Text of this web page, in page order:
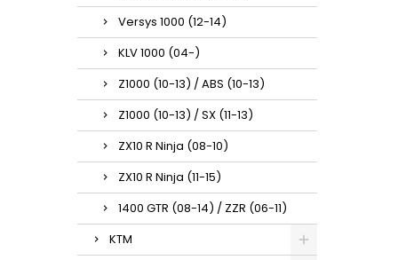
Versys 1000 (12-14)
KLV 1000 (04-)
Z1000 (10-13) / ABS (10-13)
Z1000 (10-13) / SX (11-13)
ZX10 R Ninja (08-10)
ZX10 R Ninja (11-15)
1400 GTR (08-14) / ZZR (06-11)
KTM